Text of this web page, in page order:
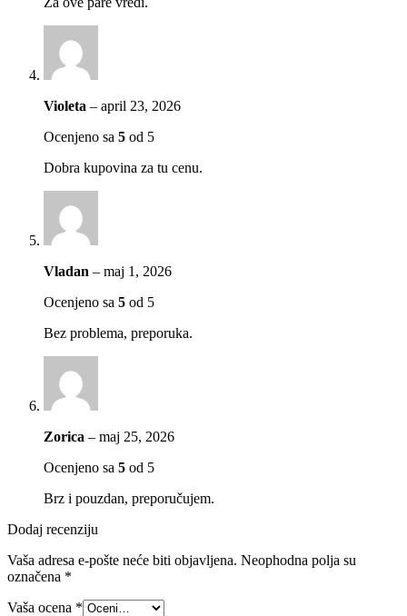
Violeta – april 23, 2026
Ocenjeno sa 5 od 5
Dobra kupovina za tu cenu.
Vladan – maj 1, 2026
Ocenjeno sa 5 od 5
Bez problema, preporuka.
Zorica – maj 25, 2026
Ocenjeno sa 5 od 5
Brz i pouzdan, preporučujem.
Dodaj recenziju
Vaša adresa e-pošte neće biti objavljena. Neophodna polja su
označena *
Vaša ocena *